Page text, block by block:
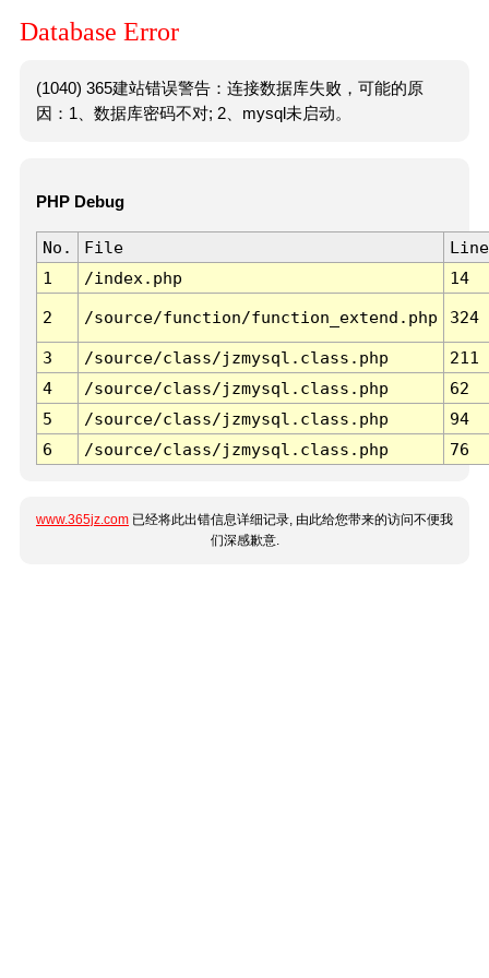
Database Error
(1040) 365建站错误警告：连接数据库失败，可能的原
因：1、数据库密码不对; 2、mysql未启动。
PHP Debug
No. File
Line
1
/index.php 14
2 /source/function/function_extend.php 324
3 /source/class/jzmysql.class.php
211
4
/source/class/jzmysql.class.php
62
5
/source/class/jzmysql.class.php
94
6
/source/class/jzmysql.class.php 76
www.365jz.com 已经将此出错信息详细记录, 由此给您带来的访问不便我
们深感歉意.